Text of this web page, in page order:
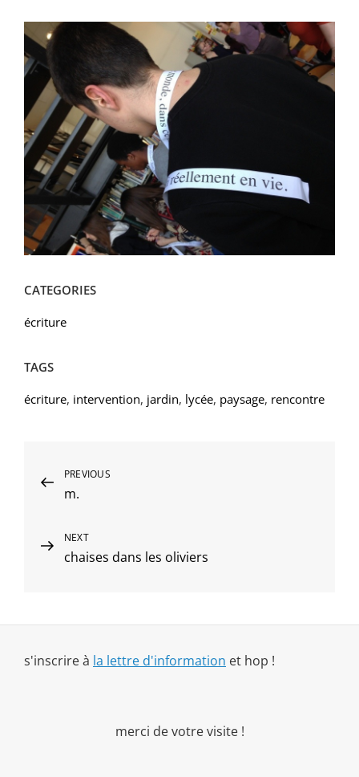
CATEGORIES
écriture
TAGS
écriture, intervention, jardin, lycée, paysage, rencontre
Navigation
de
l’article
Previous
Post
PREVIOUS
m.
Next
Post
NEXT
chaises dans les oliviers
s'inscrire à la lettre d'information et hop !
merci de votre visite !